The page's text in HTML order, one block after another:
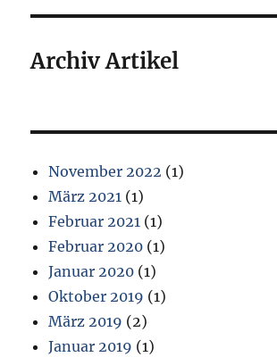
Archiv Artikel
November 2022 (1)
März 2021 (1)
Februar 2021 (1)
Februar 2020 (1)
Januar 2020 (1)
Oktober 2019 (1)
März 2019 (2)
Januar 2019 (1)